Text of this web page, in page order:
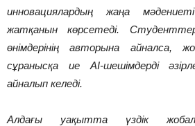
инновациялардың жаңа
жатқанын көрсетеді.
өнімдерінің авторына айналса,
сұранысқа ие AI-шешімдерді
айналып келеді.
Алдағы уақытта үздік